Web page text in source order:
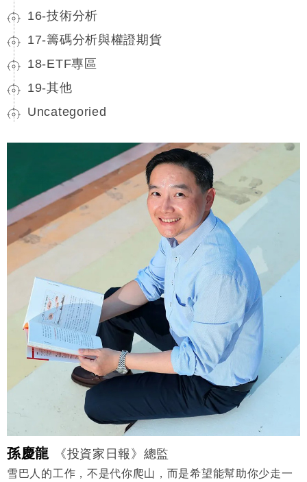
16-技術分析
17-籌碼分析與權證期貨
18-ETF專區
19-其他
Uncategoried
孫慶龍 《投資家日報》總監
雪巴人的工作，不是代你爬山，而是希望能幫助你少走一